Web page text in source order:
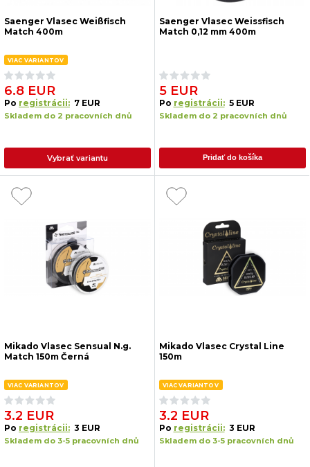
Saenger Vlasec Weißfisch
Match 400m
VIAC VARIANTOV
6.8 EUR
Po registrácii: 7 EUR
Skladem do 2 pracovních dnů
Vybrať variantu
Saenger Vlasec Weissfisch
Match 0,12 mm 400m
5 EUR
Po registrácii: 5 EUR
Skladem do 2 pracovních dnů
Pridať do košíka
Mikado Vlasec Sensual N.g.
Match 150m Černá
VIAC VARIANTOV
3.2 EUR
Po registrácii: 3 EUR
Skladem do 3-5 pracovních dnů
Mikado Vlasec Crystal Line
150m
VIAC VARIANTOV
3.2 EUR
Po registrácii: 3 EUR
Skladem do 3-5 pracovních dnů